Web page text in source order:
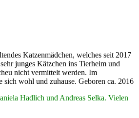
Katzenmädchen, welches seit 2017
junges Kätzchen ins Tierheim und
nicht vermittelt werden. Im
sich wohl und zuhause. Geboren ca. 2016
Hadlich und Andreas Selka. Vielen